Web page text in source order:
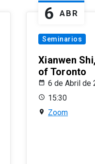
6 ABR
Seminarios
Xianwen
of Toronto
6 de Abril de
15:30
Zoom